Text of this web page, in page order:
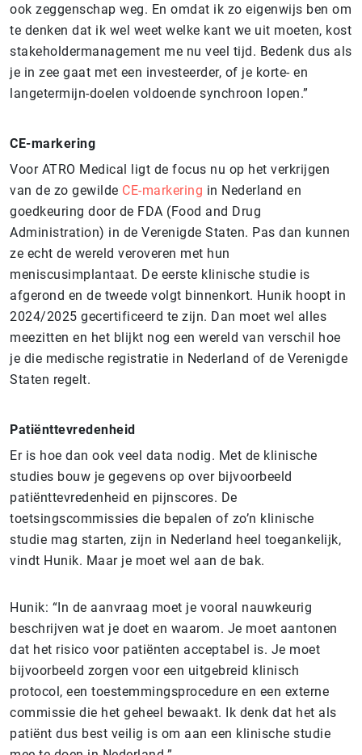
ook zeggenschap weg. En omdat ik zo eigenwijs ben om
te denken dat ik wel weet welke kant we uit moeten, kost
stakeholdermanagement me nu veel tijd. Bedenk dus als
je in zee gaat met een investeerder, of je korte- en
langetermijn-doelen voldoende synchroon lopen.”
CE-markering
Voor ATRO Medical ligt de focus nu op het verkrijgen
van de zo gewilde CE-markering in Nederland en
goedkeuring door de FDA (Food and Drug
Administration) in de Verenigde Staten. Pas dan kunnen
ze echt de wereld veroveren met hun
meniscusimplantaat. De eerste klinische studie is
afgerond en de tweede volgt binnenkort. Hunik hoopt in
2024/2025 gecertificeerd te zijn. Dan moet wel alles
meezitten en het blijkt nog een wereld van verschil hoe
je die medische registratie in Nederland of de Verenigde
Staten regelt.
Patiënttevredenheid
Er is hoe dan ook veel data nodig. Met de klinische
studies bouw je gegevens op over bijvoorbeeld
patiënttevredenheid en pijnscores. De
toetsingscommissies die bepalen of zo’n klinische
studie mag starten, zijn in Nederland heel toegankelijk,
vindt Hunik. Maar je moet wel aan de bak.
Hunik: “In de aanvraag moet je vooral nauwkeurig
beschrijven wat je doet en waarom. Je moet aantonen
dat het risico voor patiënten acceptabel is. Je moet
bijvoorbeeld zorgen voor een uitgebreid klinisch
protocol, een toestemmingsprocedure en een externe
commissie die het geheel bewaakt. Ik denk dat het als
patiënt dus best veilig is om aan een klinische studie